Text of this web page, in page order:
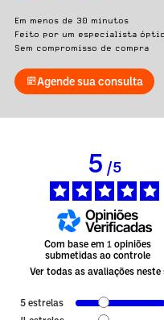
Em menos de 30 minutos
Feito por um especialista
Sem compromisso de compra
Agende sua consulta
5/5
Com base em 1 opiniões
submetidas ao controle
Ver todas as avaliações neste
5 estrelas